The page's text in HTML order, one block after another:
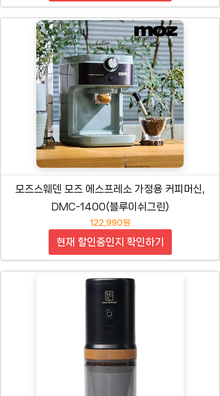
모즈스웨덴 모즈 에스프레소 가정용 커피머신,
DMC-1400(블루이쉬그린)
122,990원
현재 할인중인지 확인하기